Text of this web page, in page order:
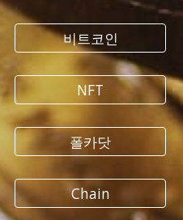
비트코인
NFT
폴카닷
Chain